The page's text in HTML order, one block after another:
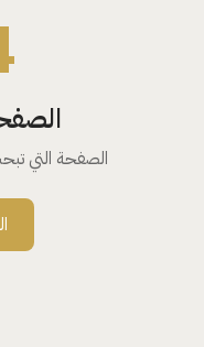
الصفحة التي